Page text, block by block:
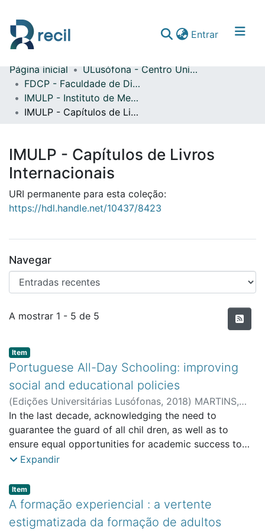
Entrar(current)
Comunidades & Coleções
Percorrer repositório
Página inicial
ULusófona - Centro Universitário do Porto
FDCP - Faculdade de Direito e Ciência Política
IMULP - Instituto de Mediação da Universidade Lusófona do Porto
IMULP - Capítulos de Livros Internacionais
IMULP - Capítulos de Livros
Internacionais
URI permanente para esta coleção:
https://hdl.handle.net/10437/8423
Navegar
Entradas recentes
A mostrar 1 - 5 de 5
Item type:
Item,
Portuguese All-Day Schooling: improving
social and educational policies
(Edições Universitárias Lusófonas, 2018) MARTINS,
JORGE ILÍDIO FARIA;Vale, Ana;Mouraz, Ana ;FPED -
Faculty of Psychology, Education and Sport;CeiED -
Interdisciplinary Research Centre for Education and
Development
In the last decade, acknowledging the need to
guarantee the guard of all chil dren, as well as to
ensure equal opportunities for academic success to
the child ren and adolescents from socio-economic
countries have implemented policies and programmes
which led to the introduction of ‘all-day schooling’, i.e.,
to the expansion of school time. Amongst these
Expandir
Item type:
Item,
A formação experiencial : a vertente
estigmatizada da formação de adultos